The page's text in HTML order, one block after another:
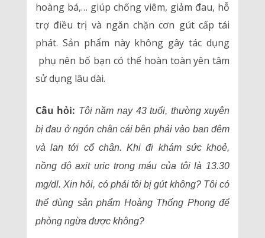
hoàng bá,… giúp chống viêm, giảm đau, hỗ
trợ điều trị và ngăn chặn cơn gút cấp tái
phát. Sản phẩm này không gây tác dụng
phụ nên bố bạn có thể hoàn toàn yên tâm
sử dụng lâu dài.
Câu hỏi: Tôi năm nay 43 tuổi, thường xuyên
bị đau ở ngón chân cái bên phải vào ban đêm
và lan tới cổ chân. Khi đi khám sức khoẻ,
nồng độ axit uric trong máu của tôi là 13.30
mg/dl. Xin hỏi, có phải tôi bị gút không? Tôi có
thể dùng sản phẩm Hoàng Thống Phong để
phòng ngừa được không?